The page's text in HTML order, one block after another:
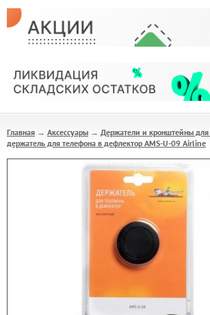
Главная → Аксессуары → Держатели и кронштейны для
держатель для телефона в дефлектор AMS-U-09 Airline